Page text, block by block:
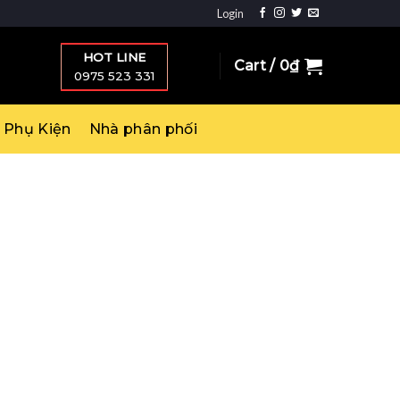
Login
HOT LINE
0975 523 331
Cart / 0₫
Phụ Kiện Nhà phân phối